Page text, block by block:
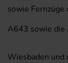
sowie
A643 sowie die
Wiesbaden und